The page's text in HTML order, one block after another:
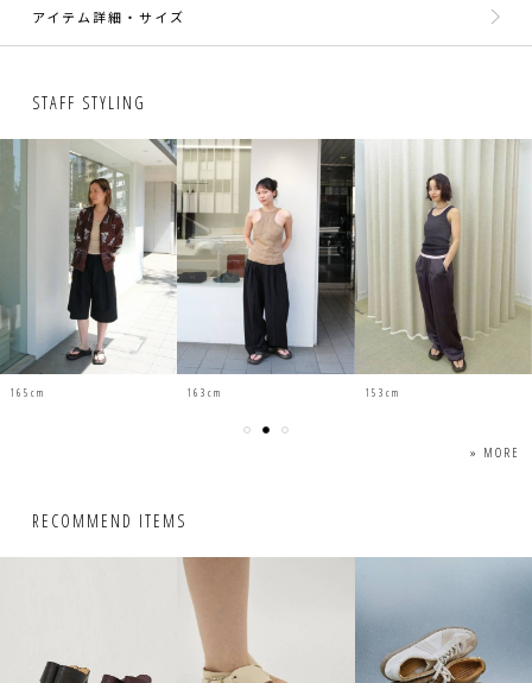
アイテム詳細・サイズ
STAFF STYLING
160cm 167cm 160cm
» MORE
RECOMMEND ITEMS